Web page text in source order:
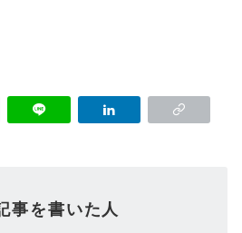
事を書いた人